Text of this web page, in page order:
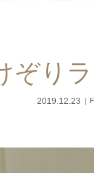
ぞり
2019.12.23